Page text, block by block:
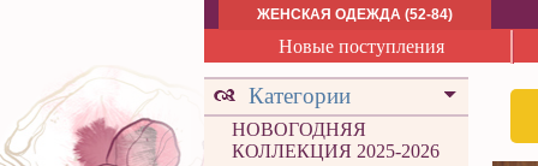
ЖЕНСКАЯ ОДЕЖДА (52-84)
Новые поступления
Категории
НОВОГОДНЯЯ
КОЛЛЕКЦИЯ 2025-2026